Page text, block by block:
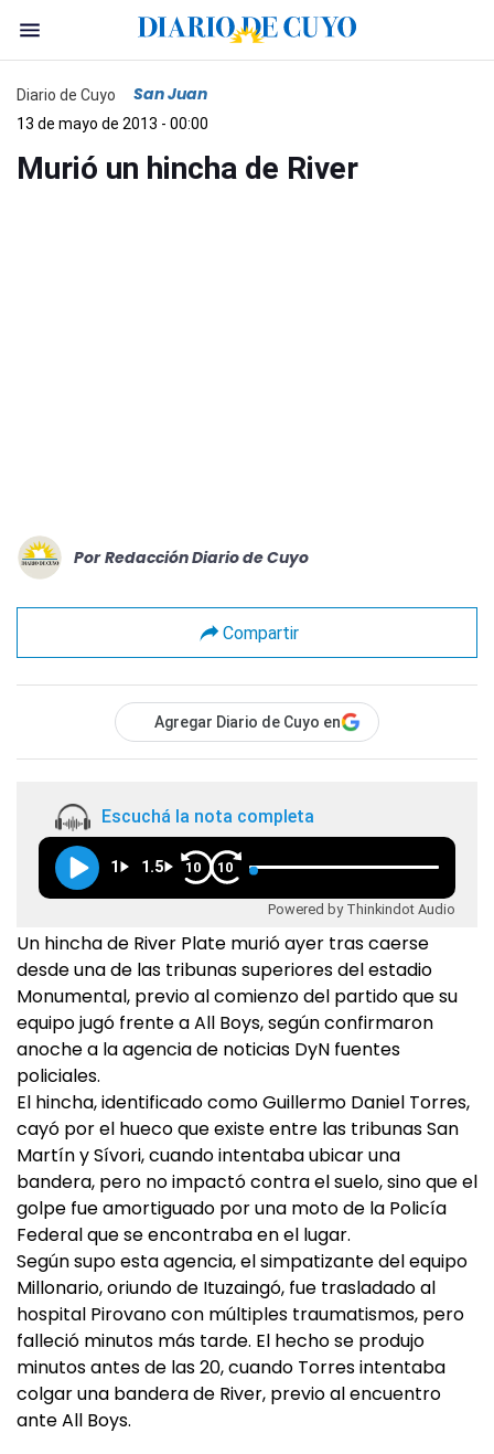
Diario de Cuyo San Juan
13 de mayo de 2013 - 00:00
Murió un hincha de River
Por Redacción Diario de Cuyo
Compartir
Agregar Diario de Cuyo en
Escuchá la nota completa
1 1.5 10 10
Powered by Thinkindot Audio
Un hincha de River Plate murió ayer tras caerse
desde una de las tribunas superiores del estadio
Monumental, previo al comienzo del partido que su
equipo jugó frente a All Boys, según confirmaron
anoche a la agencia de noticias DyN fuentes
policiales.
El hincha, identificado como Guillermo Daniel Torres,
cayó por el hueco que existe entre las tribunas San
Martín y Sívori, cuando intentaba ubicar una
bandera, pero no impactó contra el suelo, sino que el
golpe fue amortiguado por una moto de la Policía
Federal que se encontraba en el lugar.
Según supo esta agencia, el simpatizante del equipo
Millonario, oriundo de Ituzaingó, fue trasladado al
hospital Pirovano con múltiples traumatismos, pero
falleció minutos más tarde. El hecho se produjo
minutos antes de las 20, cuando Torres intentaba
colgar una bandera de River, previo al encuentro
ante All Boys.